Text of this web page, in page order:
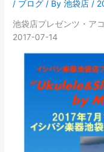
/ ブログ / By池袋店 /
池袋店プレゼンツ・ア
2017-07-14